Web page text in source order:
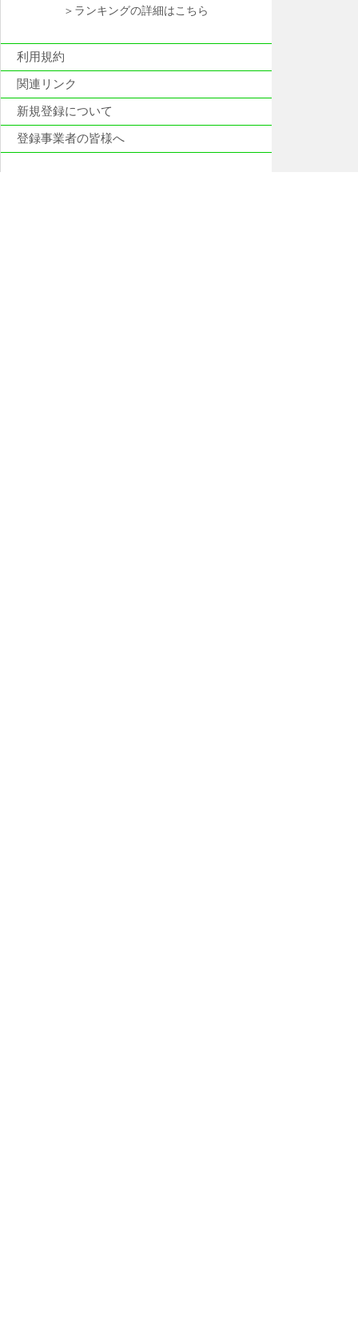
＞ランキングの詳細はこちら
利用規約
関連リンク
新規登録について
登録事業者の皆様へ